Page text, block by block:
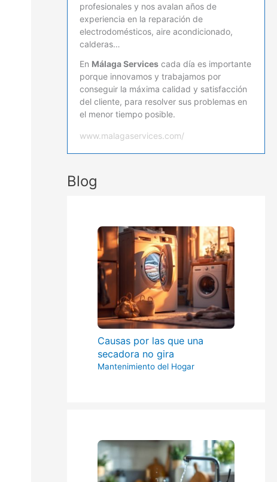
profesionales y nos avalan años de
experiencia en la reparación de
electrodomésticos, aire acondicionado,
calderas…
En Málaga Servicescada día es importante
porque innovamos y trabajamos por
conseguir la máxima calidad y satisfacción
del cliente, para resolver sus problemas en
el menor tiempo posible.
www.malagaservices.com/
Blog
Causas por las que una
secadora no gira
Mantenimiento del Hogar